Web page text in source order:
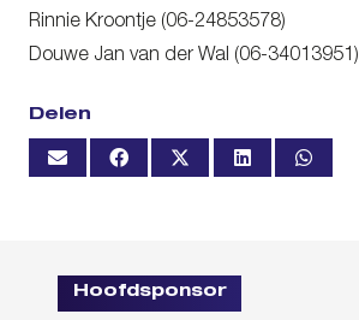
Rinnie Kroontje (06-24853578)
Douwe Jan van der Wal (06-34013951)
Delen
Hoofdsponsor